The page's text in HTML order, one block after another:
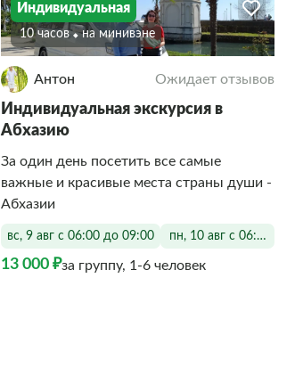
Индивидуальная
10 часов На минивэне
Антон Ожидает отзывов
Индивидуальная экскурсия в
Абхазию
За один день посетить все самые
важные и красивые места страны души -
Абхазии
вс, 9 авг с 06:00 до 09:00 пн, 10 авг с 06:00 до
13 000 ₽за группу, 1-6 человек